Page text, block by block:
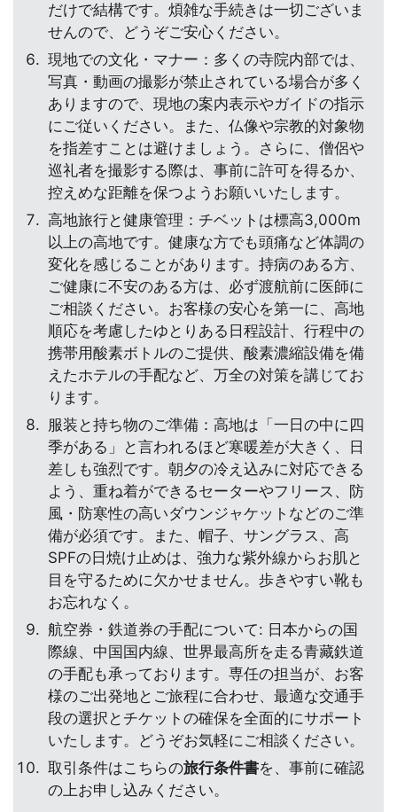
だけで結構です。煩雑な手続きは一切ございま
せんので、どうぞご安心ください。
現地での文化・マナー：多くの寺院内部では、
写真・動画の撮影が禁止されている場合が多く
ありますので、現地の案内表示やガイドの指示
にご従いください。また、仏像や宗教的対象物
を指差すことは避けましょう。さらに、僧侶や
巡礼者を撮影する際は、事前に許可を得るか、
控えめな距離を保つようお願いいたします。
高地旅行と健康管理：チベットは標高3,000m
以上の高地です。健康な方でも頭痛など体調の
変化を感じることがあります。持病のある方、
ご健康に不安のある方は、必ず渡航前に医師に
ご相談ください。お客様の安心を第一に、高地
順応を考慮したゆとりある日程設計、行程中の
携帯用酸素ボトルのご提供、酸素濃縮設備を備
えたホテルの手配など、万全の対策を講じてお
ります。
服装と持ち物のご準備：高地は「一日の中に四
季がある」と言われるほど寒暖差が大きく、日
差しも強烈です。朝夕の冷え込みに対応できる
よう、重ね着ができるセーターやフリース、防
風・防寒性の高いダウンジャケットなどのご準
備が必須です。また、帽子、サングラス、高
SPFの日焼け止めは、強力な紫外線からお肌と
目を守るために欠かせません。歩きやすい靴も
お忘れなく。
航空券・鉄道券の手配について: 日本からの国
際線、中国国内線、世界最高所を走る青藏鉄道
の手配も承っております。専任の担当が、お客
様のご出発地とご旅程に合わせ、最適な交通手
段の選択とチケットの確保を全面的にサポート
いたします。どうぞお気軽にご相談ください。
取引条件はこちらの旅行条件書を、事前に確認
の上お申し込みください。